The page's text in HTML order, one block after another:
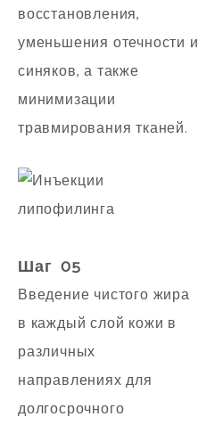
восстановления,
уменьшения отечности и
синяков, а также
минимизации
травмирования тканей.
Шаг 05
Введение чистого жира
в каждый слой кожи в
различных
направлениях для
долгосрочного